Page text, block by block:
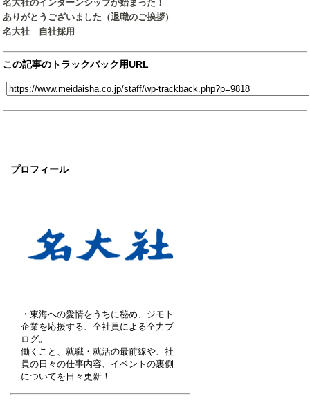
プロフィール
・東海への愛情をうちに秘め、ジモト
企業を応援する、全社員による全力ブ
ログ。
働くこと、就職・就活の最前線や、社
員の日々の仕事内容、イベントの裏側
についてを日々更新！
名大社のインターンシップが始まった！
ありがとうございました（退職のご挨拶）
名大社 自社採用
この記事のトラックバック用URL